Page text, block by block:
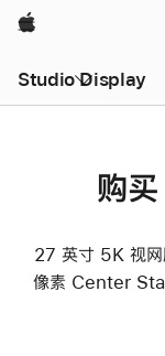
Apple
Studio Display
购
27 英寸 5K 视网
像素 Center